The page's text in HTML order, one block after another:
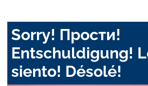
Sorry! Прости!
Entschuldigung!
siento! Désolé!